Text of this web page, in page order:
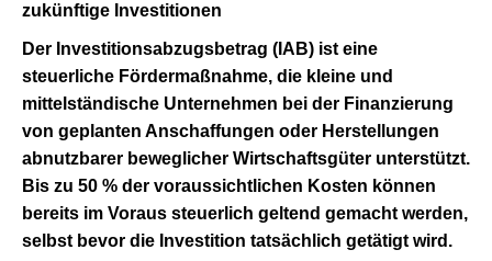
zukünftige Investitionen
Der Investitionsabzugsbetrag (IAB) ist eine
steuerliche Fördermaßnahme, die kleine und
mittelständische Unternehmen bei der Finanzierung
von geplanten Anschaffungen oder Herstellungen
abnutzbarer beweglicher Wirtschaftsgüter unterstützt.
Bis zu 50 % der voraussichtlichen Kosten können
bereits im Voraus steuerlich geltend gemacht werden,
selbst bevor die Investition tatsächlich getätigt wird.